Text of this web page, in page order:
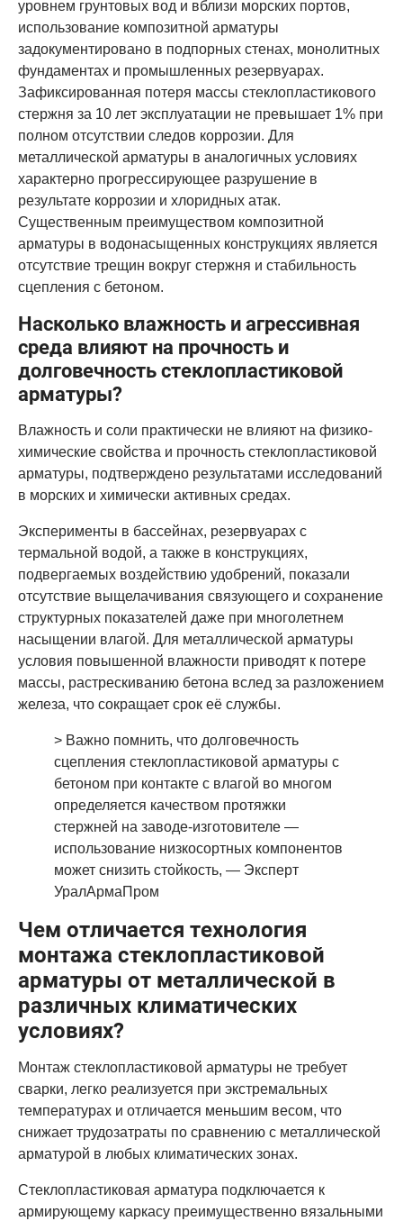
уровнем грунтовых вод и вблизи морских портов,
использование композитной арматуры
задокументировано в подпорных стенах, монолитных
фундаментах и промышленных резервуарах.
Зафиксированная потеря массы стеклопластикового
стержня за 10 лет эксплуатации не превышает 1% при
полном отсутствии следов коррозии. Для
металлической арматуры в аналогичных условиях
характерно прогрессирующее разрушение в
результате коррозии и хлоридных атак.
Существенным преимуществом композитной
арматуры в водонасыщенных конструкциях является
отсутствие трещин вокруг стержня и стабильность
сцепления с бетоном.
Насколько влажность и агрессивная
среда влияют на прочность и
долговечность стеклопластиковой
арматуры?
Влажность и соли практически не влияют на физико-
химические свойства и прочность стеклопластиковой
арматуры, подтверждено результатами исследований
в морских и химически активных средах.
Эксперименты в бассейнах, резервуарах с
термальной водой, а также в конструкциях,
подвергаемых воздействию удобрений, показали
отсутствие выщелачивания связующего и сохранение
структурных показателей даже при многолетнем
насыщении влагой. Для металлической арматуры
условия повышенной влажности приводят к потере
массы, растрескиванию бетона вслед за разложением
железа, что сокращает срок её службы.
> Важно помнить, что долговечность
сцепления стеклопластиковой арматуры с
бетоном при контакте с влагой во многом
определяется качеством протяжки
стержней на заводе-изготовителе —
использование низкосортных компонентов
может снизить стойкость, — Эксперт
УралАрмаПром
Чем отличается технология
монтажа стеклопластиковой
арматуры от металлической в
различных климатических
условиях?
Монтаж стеклопластиковой арматуры не требует
сварки, легко реализуется при экстремальных
температурах и отличается меньшим весом, что
снижает трудозатраты по сравнению с металлической
арматурой в любых климатических зонах.
Стеклопластиковая арматура подключается к
армирующему каркасу преимущественно вязальными